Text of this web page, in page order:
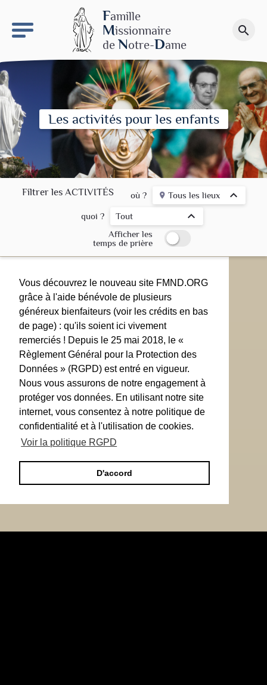
Famille
Missionnaire
de Notre-Dame
search
Faire un don
Les activités pour les enfants
Filtrer les ACTIVITÉS où ? place Tous les lieux keyboard_arrow_up
quoi ? Tout keyboard_arrow_up
Afficher les
temps de prière
Vous découvrez le nouveau site FMND.ORG
grâce à l'aide bénévole de plusieurs
généreux bienfaiteurs (voir les crédits en bas
de page) : qu'ils soient ici vivement
remerciés ! Depuis le 25 mai 2018, le «
Règlement Général pour la Protection des
Données » (RGPD) est entré en vigueur.
Nous vous assurons de notre engagement à
protéger vos données. En utilisant notre site
internet, vous consentez à notre politique de
confidentialité et à l'utilisation de cookies.
Voir la politique RGPD
D'accord